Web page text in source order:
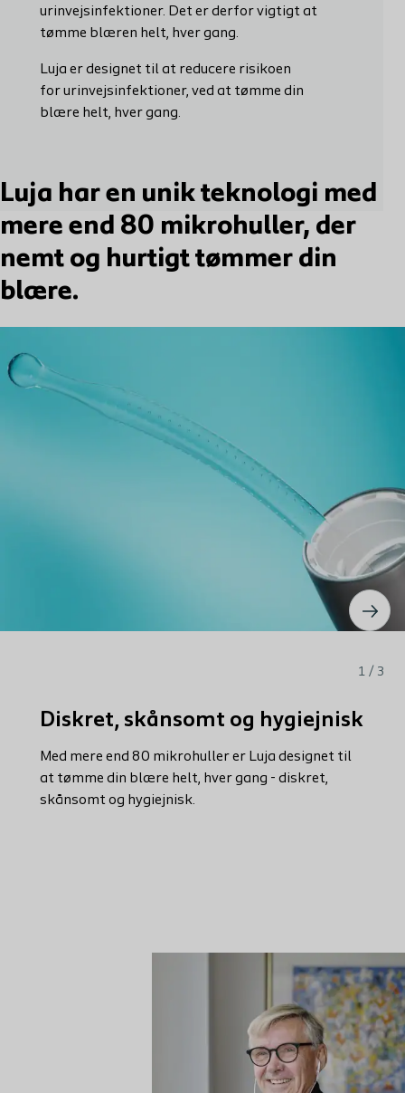
urinvejsinfektioner. Det er derfor vigtigt at
tømme blæren helt, hver gang.
Luja er designet til at reducere risikoen
for urinvejsinfektioner, ved at tømme din
blære helt, hver gang.
Luja har en unik teknologi med
mere end 80 mikrohuller, der
nemt og hurtigt tømmer din
blære.
1 / 3
Diskret, skånsomt og hygiejnisk
Med mere end 80 mikrohuller er Luja designet til
at tømme din blære helt, hver gang - diskret,
skånsomt og hygiejnisk.